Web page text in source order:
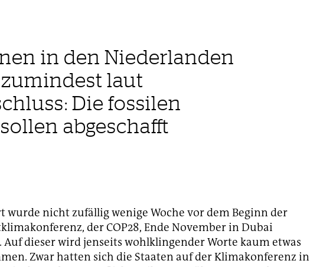
in den Niederlanden
laut
Die fossilen
abgeschafft
wurde nicht zufällig wenige Woche vor dem Beginn der
der COP28, Ende November in Dubai
dieser wird jenseits wohlklingender Worte kaum etwas
Zwar hatten sich die Staaten auf der Klimakonferenz in